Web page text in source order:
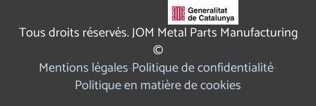
Tous droits réservés. JOM Metal Parts Manufacturing
©
Mentions légales Politique de confidentialité
Politique en matière de cookies